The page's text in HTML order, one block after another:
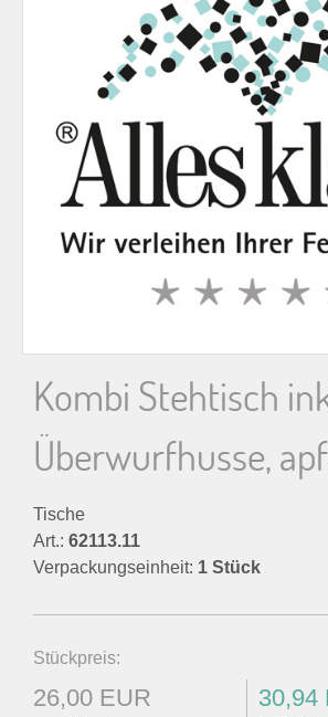
a
h
Kombi Stehtisch
Überwurfhusse,
Tische
Art.: 62113.11
Verpackungseinheit: 1 Stück
Stückpreis:
26,00 EUR 30,94